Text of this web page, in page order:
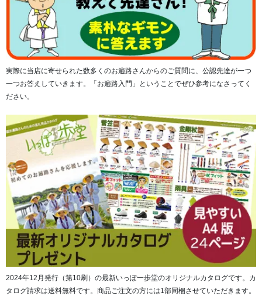
人生は前向いて生きるもん・・・喜んでいきるもん
実際に当店に寄せられた数多くのお遍路さんからのご質問に、公認先達が一つ
一つお答えしていきます。「お遍路入門」ということでぜひ参考になさってく
ださい。
2024年12月発行（第10刷）の最新いっぽ一歩堂のオリジナルカタログです。カ
タログ請求は送料無料です。商品ご注文の方には1部同梱させていただきます。